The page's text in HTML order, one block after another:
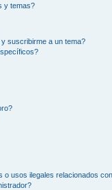
y temas?
suscribirme a un tema?
usos ilegales relacionados